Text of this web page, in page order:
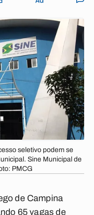
seletivo podem se
Sine Municipal de
PMCG
de Campina
65 vagas de